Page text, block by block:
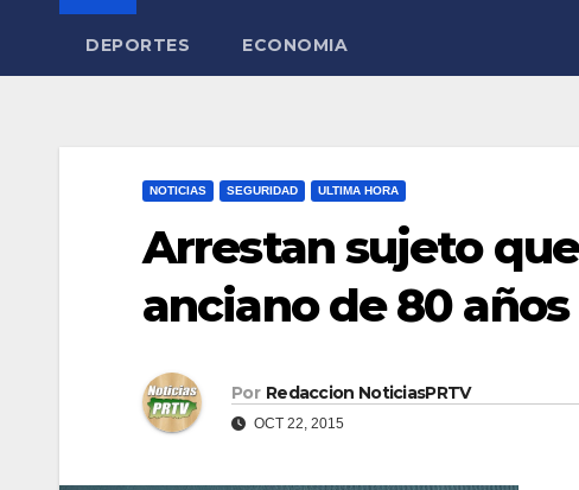
DEPORTES ECONOMIA
NOTICIAS SEGURIDAD ULTIMA HORA
Arrestan sujeto
anciano de 80
Por Redaccion NoticiasPRTV
OCT 22, 2015